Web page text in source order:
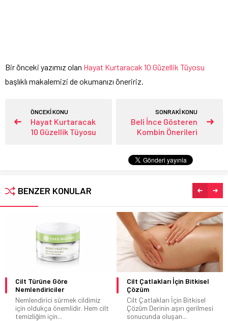
Bir önceki yazımız olan Hayat Kurtaracak 10 Güzellik Tüyosu
başlıklı makalemizi de okumanızı öneririz.
ÖNCEKİ KONU
Hayat Kurtaracak
10 Güzellik Tüyosu
SONRAKİ KONU
Beli İnce Gösteren
Kombin Önerileri
BENZER KONULAR
Cilt Türüne Göre
Nemlendiriciler
Nemlendirici sürmek cildimiz
için oldukça önemlidir. Hem cilt
temizliğim için...
Cilt Çatlakları İçin Bitkisel
Çözüm
Cilt Çatlakları İçin Bitkisel
Çözüm Derinin aşırı gerilmesi
sonucunda oluşan...